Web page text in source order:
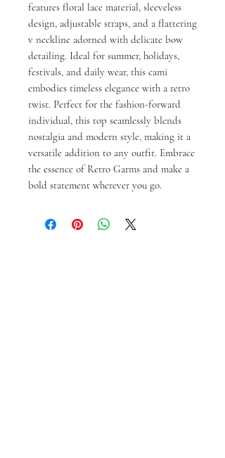
features floral lace material, sleeveless
design, adjustable straps, and a flattering
v neckline adorned with delicate bow
detailing. Ideal for summer, holidays,
festivals, and daily wear, this cami
embodies timeless elegance with a retro
twist. Perfect for the fashion-forward
individual, this top seamlessly blends
nostalgia and modern style, making it a
versatile addition to any outfit. Embrace
the essence of Retro Garms and make a
bold statement wherever you go.